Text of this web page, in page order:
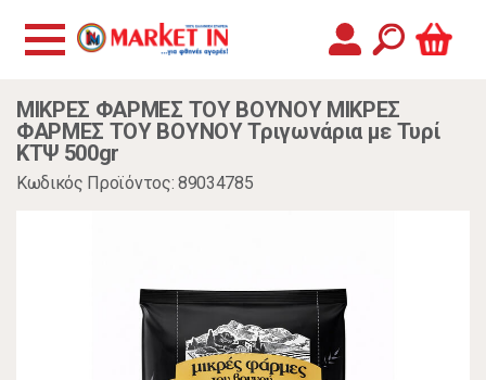
ΜΙΚΡΕΣ ΦΑΡΜΕΣ ΤΟΥ ΒΟΥΝΟΥ ΜΙΚΡΕΣ
ΦΑΡΜΕΣ ΤΟΥ ΒΟΥΝΟΥ Τριγωνάρια με Τυρί
ΚΤΨ 500gr
Κωδικός Προϊόντος: 89034785